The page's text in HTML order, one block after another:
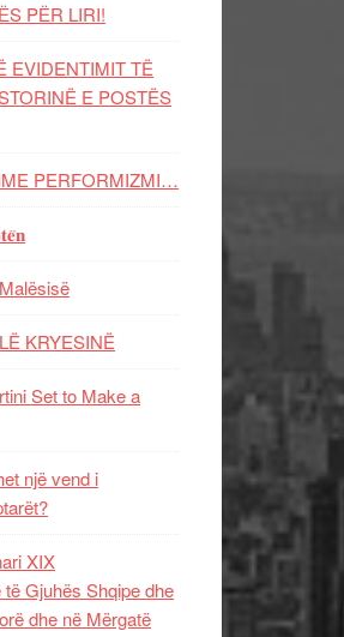
PЁR LIRI!
EVIDENTIMIT TË
E POSTËS
PERFORMIZMI…
KRYESINË
Set to Make a
një vend i
XIX
Gjuhës Shqipe dhe
dhe në Mërgatë